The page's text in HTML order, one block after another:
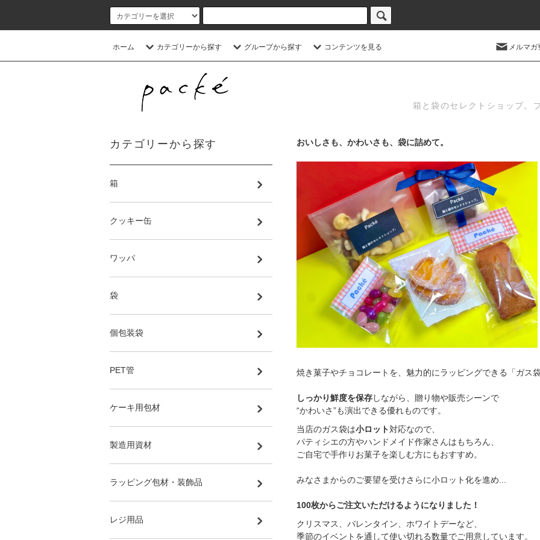
ホーム カテゴリーから探す グループから探す コンテンツを見る メルマ
箱と袋のセレクトショップ。
おいしさも、かわいさも、袋に詰めて。
焼き菓子やチョコレートを、魅力的にラッピングできる「ガス
しっかり鮮度を保存しながら、贈り物や販売シーンで
“かわいさ”も演出できる優れものです。
当店のガス袋は小ロット対応なので、
パティシエの方やハンドメイド作家さんはもちろん、
ご自宅で手作りお菓子を楽しむ方にもおすすめ。
みなさまからのご要望を受けさらに小ロット化を進め...
100枚からご注文いただけるようになりました！
クリスマス、バレンタイン、ホワイトデーなど、
季節のイベントを通して使い切れる数量でご用意しています。
カテゴリーから探す
箱
クッキー缶
ワッパ
袋
個包装袋
PET管
ケーキ用包材
製造用資材
ラッピング包材・装飾品
レジ用品